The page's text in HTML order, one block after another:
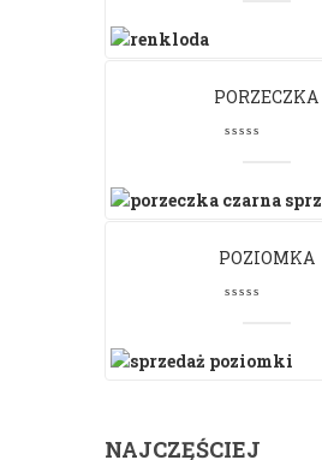
PORZECZKA
POZIOMKA
NAJCZĘŚCIEJ